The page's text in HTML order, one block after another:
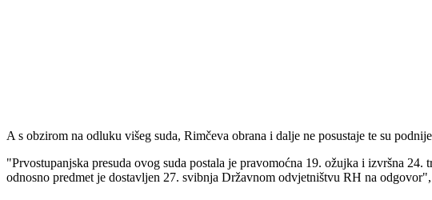
A s obzirom na odluku višeg suda, Rimčeva obrana i dalje ne posustaje te su
"Prvostupanjska presuda ovog suda postala je pravomoćna 19. ožujka i izvršna
odnosno predmet je dostavljen 27. svibnja Državnom odvjetništvu RH na